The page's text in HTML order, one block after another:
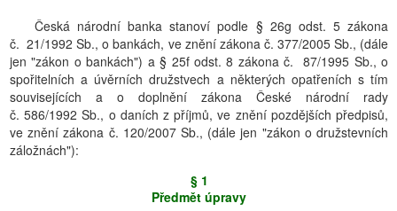
Česká národní banka stanoví podle § 26g odst. 5 zákona
č. 21/1992 Sb., o bankách, ve znění zákona č. 377/2005 Sb., (dále
jen "zákon o bankách") a § 25f odst. 8 zákona č. 87/1995 Sb., o
spořitelních a úvěrních družstvech a některých opatřeních s tím
souvisejících a o doplnění zákona České národní rady
č. 586/1992 Sb., o daních z příjmů, ve znění pozdějších předpisů,
ve znění zákona č. 120/2007 Sb., (dále jen "zákon o družstevních
záložnách"):
§ 1
Předmět úpravy